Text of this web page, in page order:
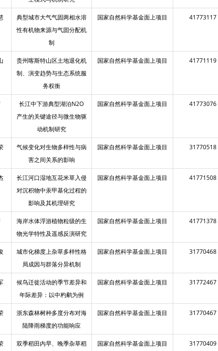
典型城市大气气固两相水溶
性有机物来源与气固分配机
制
国家自然科学基金面上项目 41773117
贵州喀斯特山区土地退化机
制、演变趋势与生态系统服
务权衡
国家自然科学基金面上项目 41771119
长江中下游典型湖泊N2O
产生的关键途径与微生物驱
动机制研究
国家自然科学基金面上项目 41773076
气候变化对生物多样性与病
害之间关系的影响
国家自然科学基金面上项目 31770518
长江河口湿地互花米草入侵
对沉积物中汞甲基化过程的
影响及其机理研究
国家自然科学基金面上项目 41771508
海岸水体浮游植物粒级的生
物光学特性及遥感反演研究
国家自然科学基金面上项目 41771378
城市化梯度上杂草多样性格
局成因与群落分异机制
国家自然科学基金面上项目 31770468
候鸟迁徙活动的季节差异和
年际差异：以中杓鹬为例
国家自然科学基金面上项目 31772467
浙东森林树种多度分布对海
陆降雨梯度的功能响应
国家自然科学基金面上项目 31770467
双季稻田内早、晚季杂草稻 国家自然科学基金面上项目 31770409